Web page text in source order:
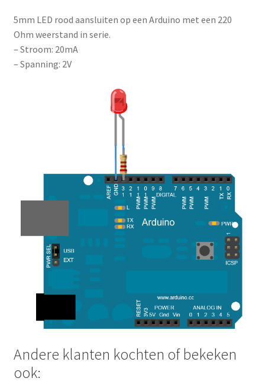
5mm LED rood aansluiten op een Arduino met een 220
Ohm weerstand in serie.
– Stroom: 20mA
– Spanning: 2V
Andere klanten kochten of bekeken
ook: